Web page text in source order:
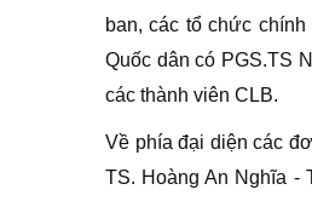
ban, các tổ chức
Quốc dân có PGS.TS
các thành viên CLB.
Về phía đại diện các
TS. Hoàng An Nghĩa -